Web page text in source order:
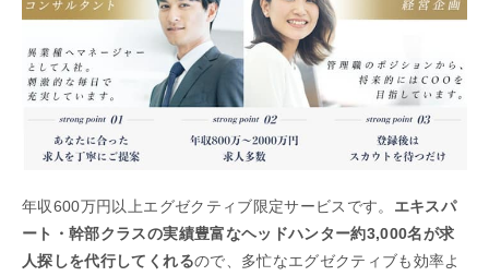
年収600万円以上エグゼクティブ限定サービスです。 エキスパ
ート・幹部クラスの実績豊富なヘッドハンター約3,000名が求
人探しを代行してくれるので、多忙なエグゼクティブも効率よ